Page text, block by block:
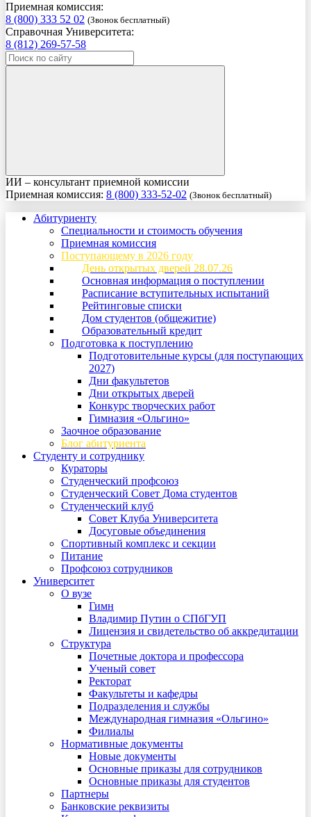
Приемная комиссия:
8 (800) 333 52 02 (Звонок бесплатный)
Справочная Университета:
8 (812) 269-57-58
ИИ – консультант приемной комиссии
Приемная комиссия: 8 (800) 333-52-02 (Звонок бесплатный)
Абитуриенту
Специальности и стоимость обучения
Приемная комиссия
Поступающему в 2026 году
День открытых дверей 28.07.26
Основная информация о поступлении
Расписание вступительных испытаний
Рейтинговые списки
Дом студентов (общежитие)
Образовательный кредит
Подготовка к поступлению
Подготовительные курсы (для поступающих
2027)
Дни факультетов
Дни открытых дверей
Конкурс творческих работ
Гимназия «Ольгино»
Заочное образование
Блог абитуриента
Студенту и сотруднику
Кураторы
Студенческий профсоюз
Студенческий Совет Дома студентов
Студенческий клуб
Совет Клуба Университета
Досуговые объединения
Спортивный комплекс и секции
Питание
Профсоюз сотрудников
Университет
О вузе
Гимн
Владимир Путин о СПбГУП
Лицензия и свидетельство об аккредитации
Структура
Почетные доктора и профессора
Ученый совет
Ректорат
Факультеты и кафедры
Подразделения и службы
Международная гимназия «Ольгино»
Филиалы
Нормативные документы
Новые документы
Основные приказы для сотрудников
Основные приказы для студентов
Партнеры
Банковские реквизиты